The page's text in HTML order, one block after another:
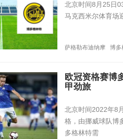
北京时间8月25日
马克西米尔体育场
萨格勒布迪纳摩 博多
欧冠资格赛博
甲劲旅
北京时间2022年8
格，由挪威球队博
多格林特需